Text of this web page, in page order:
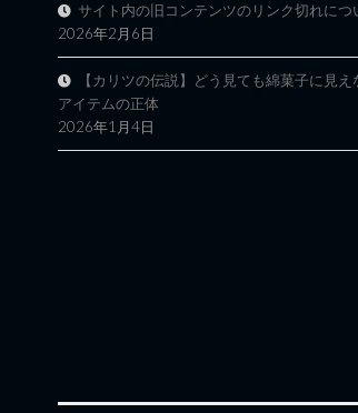
サイト内の旧コンテンツのリンク切れにつ
2026年2月6日
【カリツの伝説】どう見ても綿菓子に見え
アイテムの正体
2026年1月4日